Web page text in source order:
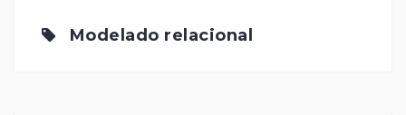
Modelado relacional